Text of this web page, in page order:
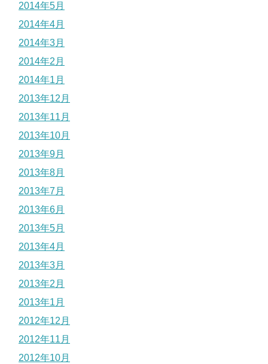
2014年5月
2014年4月
2014年3月
2014年2月
2014年1月
2013年12月
2013年11月
2013年10月
2013年9月
2013年8月
2013年7月
2013年6月
2013年5月
2013年4月
2013年3月
2013年2月
2013年1月
2012年12月
2012年11月
2012年10月